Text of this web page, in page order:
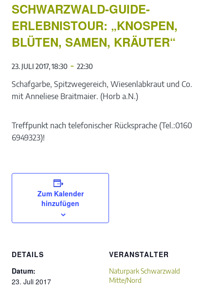
SCHWARZWALD-GUIDE-
ERLEBNISTOUR: „KNOSPEN,
BLÜTEN, SAMEN, KRÄUTER“
23. JULI 2017, 18:30 - 22:30
Schafgarbe, Spitzwegereich, Wiesenlabkraut und Co.
mit Anneliese Braitmaier. (Horb a.N.)
Treffpunkt nach telefonischer Rücksprache (Tel.:0160
6949323)!
Zum Kalender
hinzufügen
DETAILS
Datum:
23. Juli 2017
VERANSTALTER
Naturpark Schwarzwald
Mitte/Nord